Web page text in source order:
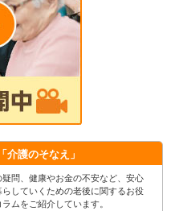
「介護のそなえ」
疑問、健康やお金の不安など、安心
らしていくための老後に関するお役
ムをご紹介しています。